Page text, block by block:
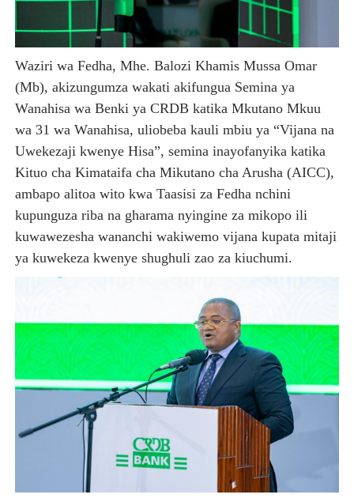
Waziri wa Fedha, Mhe. Balozi Khamis Mussa Omar
(Mb), akizungumza wakati akifungua Semina ya
Wanahisa wa Benki ya CRDB katika Mkutano Mkuu
wa 31 wa Wanahisa, uliobeba kauli mbiu ya “Vijana na
Uwekezaji kwenye Hisa”, semina inayofanyika katika
Kituo cha Kimataifa cha Mikutano cha Arusha (AICC),
ambapo alitoa wito kwa Taasisi za Fedha nchini
kupunguza riba na gharama nyingine za mikopo ili
kuwawezesha wananchi wakiwemo vijana kupata mitaji
ya kuwekeza kwenye shughuli zao za kiuchumi.